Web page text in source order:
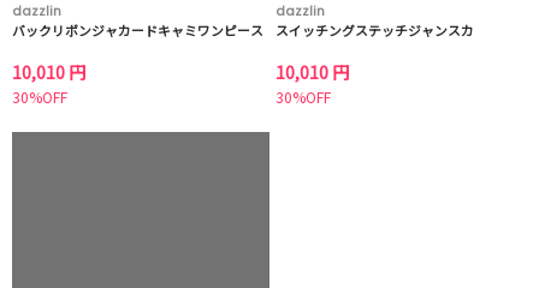
dazzlin
バックリボンジャカードキャミワンピース
10,010 円
30%OFF
dazzlin
スイッチングステッチジャンスカ
10,010 円
30%OFF